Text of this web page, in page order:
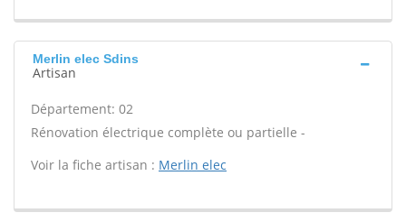
Merlin elec Sdins
Artisan
Département: 02
Rénovation électrique complète ou partielle -
Voir la fiche artisan : Merlin elec